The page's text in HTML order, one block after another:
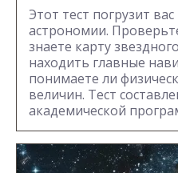
Этот тест погрузит
астрономии.
знаете карту
находить главные
понимаете ли
величин. Тест
академической